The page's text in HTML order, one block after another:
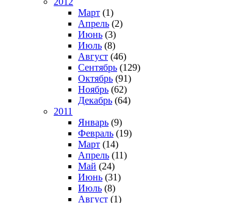
Март (1)
Апрель (2)
Июнь (3)
Июль (8)
Август (46)
Сентябрь (129)
Октябрь (91)
Ноябрь (62)
Декабрь (64)
2011
Январь (9)
Февраль (19)
Март (14)
Апрель (11)
Май (24)
Июнь (31)
Июль (8)
Август (1)